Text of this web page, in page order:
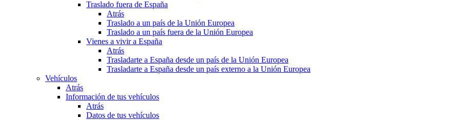
Traslado fuera de España
Atrás
Traslado a un país de la Unión Europea
Traslado a un país fuera de la Unión Europea
Vienes a vivir a España
Atrás
Trasladarte a España desde un país de la Unión Europea
Trasladarte a España desde un país externo a la Unión Europea
Vehículos
Atrás
Información de tus vehículos
Atrás
Datos de tus vehículos